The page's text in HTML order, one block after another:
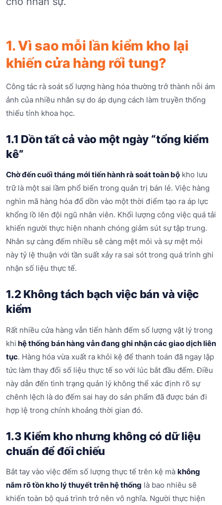
1. Vì sao mỗi lần kiểm kho lại
khiến cửa hàng rối tung?
Công tác rà soát số lượng hàng hóa thường trở thành nỗi ám
ảnh của nhiều nhân sự do áp dụng cách làm truyền thống
thiếu tính khoa học.
1.1 Dồn tất cả vào một ngày “tổng kiểm
kê”
Chờ đến cuối tháng mới tiến hành rà soát toàn bộ kho lưu
trữ là một sai lầm phổ biến trong quản trị bán lẻ. Việc hàng
nghìn mã hàng hóa đổ dồn vào một thời điểm tạo ra áp lực
khổng lồ lên đội ngũ nhân viên. Khối lượng công việc quá tải
khiến người thực hiện nhanh chóng giảm sút sự tập trung.
Nhân sự càng đếm nhiều sẽ càng mệt mỏi và sự mệt mỏi
này tỷ lệ thuận với tần suất xảy ra sai sót trong quá trình ghi
nhận số liệu thực tế.
1.2 Không tách bạch việc bán và việc
kiểm
Rất nhiều cửa hàng vẫn tiến hành đếm số lượng vật lý trong
khi hệ thống bán hàng vẫn đang ghi nhận các giao dịch liên
tục. Hàng hóa vừa xuất ra khỏi kệ để thanh toán đã ngay lập
tức làm thay đổi số liệu thực tế so với lúc bắt đầu đếm. Điều
này dẫn đến tình trạng quản lý không thể xác định rõ sự
chênh lệch là do đếm sai hay do sản phẩm đã được bán đi
hợp lệ trong chính khoảng thời gian đó.
1.3 Kiểm kho nhưng không có dữ liệu
chuẩn để đối chiếu
Bắt tay vào việc đếm số lượng thực tế trên kệ mà không
nắm rõ tồn kho lý thuyết trên hệ thống là bao nhiêu sẽ
khiến toàn bộ quá trình trở nên vô nghĩa. Người thực hiện